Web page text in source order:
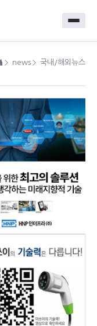
news 국내/해외뉴스